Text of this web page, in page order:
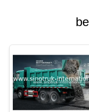
POLITIKASI